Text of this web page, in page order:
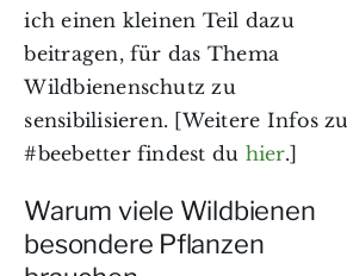
ich einen kleinen Teil dazu
beitragen, für das Thema
Wildbienenschutz zu
sensibilisieren. [Weitere Infos zu
#beebetter findest du hier.]
Warum viele Wildbienen
besondere Pflanzen